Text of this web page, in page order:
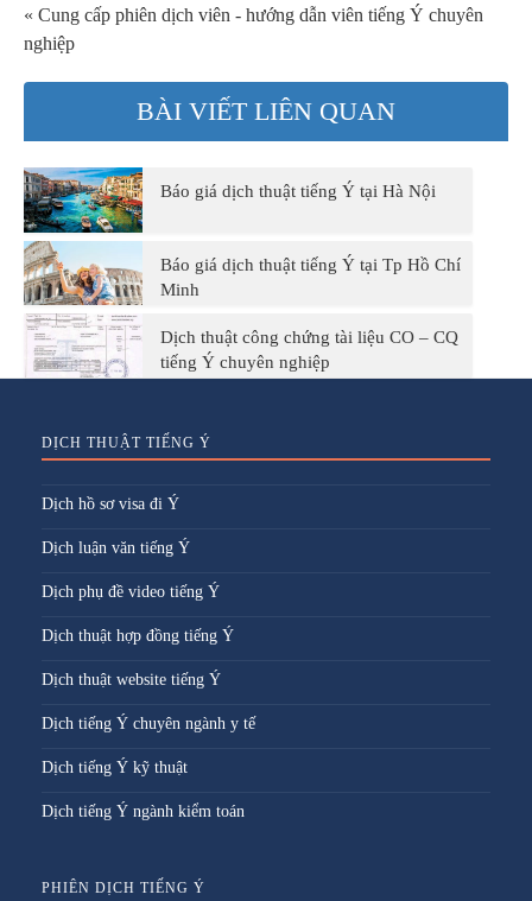
« Cung cấp phiên dịch viên - hướng dẫn viên tiếng Ý chuyên
nghiệp
BÀI VIẾT LIÊN QUAN
Báo giá dịch thuật tiếng Ý tại Hà Nội
Báo giá dịch thuật tiếng Ý tại Tp Hồ Chí
Minh
Dịch thuật công chứng tài liệu CO – CQ
tiếng Ý chuyên nghiệp
DỊCH THUẬT TIẾNG Ý
Dịch hồ sơ visa đi Ý
Dịch luận văn tiếng Ý
Dịch phụ đề video tiếng Ý
Dịch thuật hợp đồng tiếng Ý
Dịch thuật website tiếng Ý
Dịch tiếng Ý chuyên ngành y tế
Dịch tiếng Ý kỹ thuật
Dịch tiếng Ý ngành kiểm toán
PHIÊN DỊCH TIẾNG Ý